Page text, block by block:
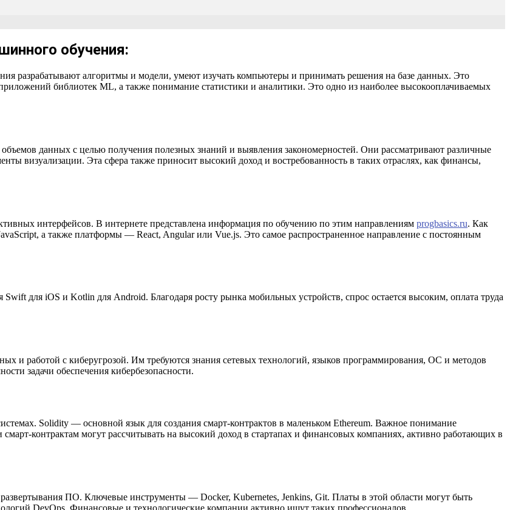
обучения:
разрабатывают алгоритмы и модели, умеют изучать компьютеры и принимать решения на базе данных. Это
библиотек ML, а также понимание статистики и аналитики. Это одно из наиболее высокооплачиваемых
данных с целью получения полезных знаний и выявления закономерностей. Они рассматривают различные
визуализации. Эта сфера также приносит высокий доход и востребованность в таких отраслях, как финансы,
интерфейсов. В интернете представлена информация по обучению по этим направлениям progbasics.ru. Как
а также платформы — React, Angular или Vue.js. Это самое распространенное направление с постоянным
для iOS и Kotlin для Android. Благодаря росту рынка мобильных устройств, спрос остается высоким, оплата труда
и работой с киберугрозой. Им требуются знания сетевых технологий, языков программирования, ОС и методов
задачи обеспечения кибербезопасности.
Solidity — основной язык для создания смарт-контрактов в маленьком Ethereum. Важное понимание
контрактам могут рассчитывать на высокий доход в стартапах и финансовых компаниях, активно работающих в
развертывания ПО. Ключевые инструменты — Docker, Kubernetes, Jenkins, Git. Платы в этой области могут быть
DevOps. Финансовые и технологические компании активно ищут таких профессионалов.